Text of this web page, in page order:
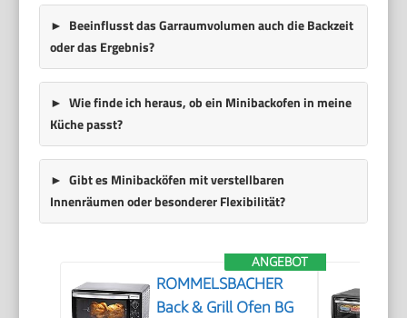
Beeinflusst das Garraumvolumen auch die Backzeit
oder das Ergebnis?
Wie finde ich heraus, ob ein Minibackofen in meine
Küche passt?
Gibt es Minibacköfen mit verstellbaren
Innenräumen oder besonderer Flexibilität?
ANGEBOT
ROMMELSBACHER
Back & Grill Ofen BG